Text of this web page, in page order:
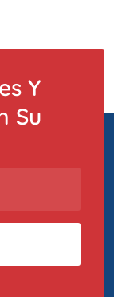
Y
Su